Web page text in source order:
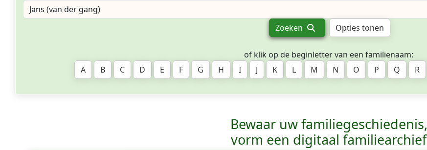
Zoeken Opties tonen
of klik op de beginletter van een familienaam:
A
B C D E F G H I J K L M N O P Q R
Bewaar uw familie­geschiedenis,
vorm een digitaal familiearchief